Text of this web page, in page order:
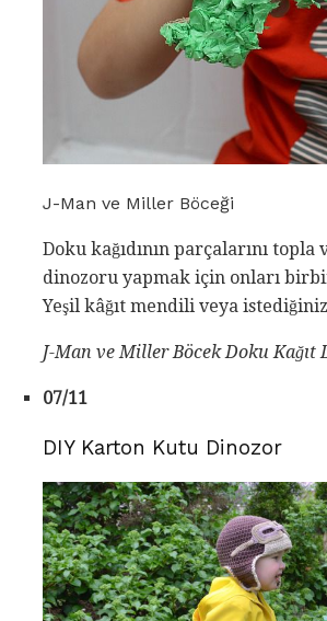
J-Man ve Miller Böceği
Doku kağıdının parçalarını
dinozoru yapmak için onları
Yeşil kâğıt mendili veya
J-Man ve Miller Böcek Doku Kağıt
07/11
DIY Karton Kutu Dinozor